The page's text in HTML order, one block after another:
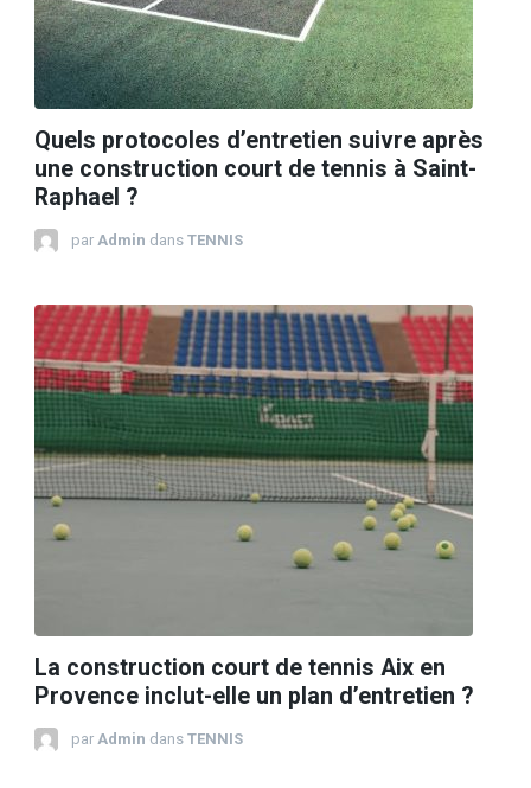
Quels protocoles d’entretien suivre après
une construction court de tennis à Saint-
Raphael ?
par Admin dans TENNIS
La construction court de tennis Aix en
Provence inclut-elle un plan d’entretien ?
par Admin dans TENNIS